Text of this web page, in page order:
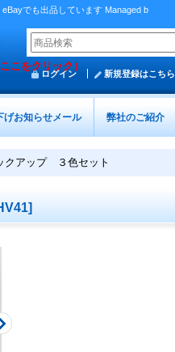
でも出品しています Managed b
こをクリック）
ログイン 新規登録はこちら
げお知らせメール 弊社のご紹介
アップ ３色セット
]